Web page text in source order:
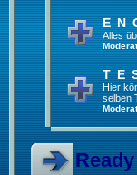
Alles
Hier
selben